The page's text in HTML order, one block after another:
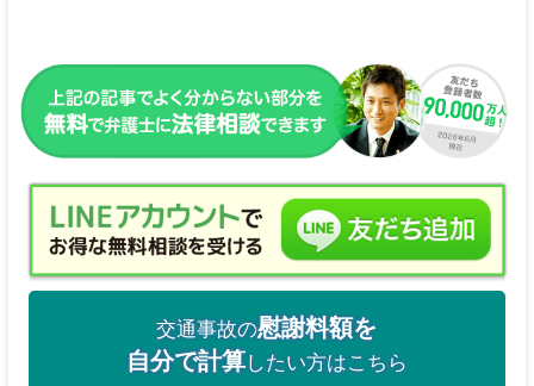
交通事故の慰謝料額を
自分で計算したい方はこちら